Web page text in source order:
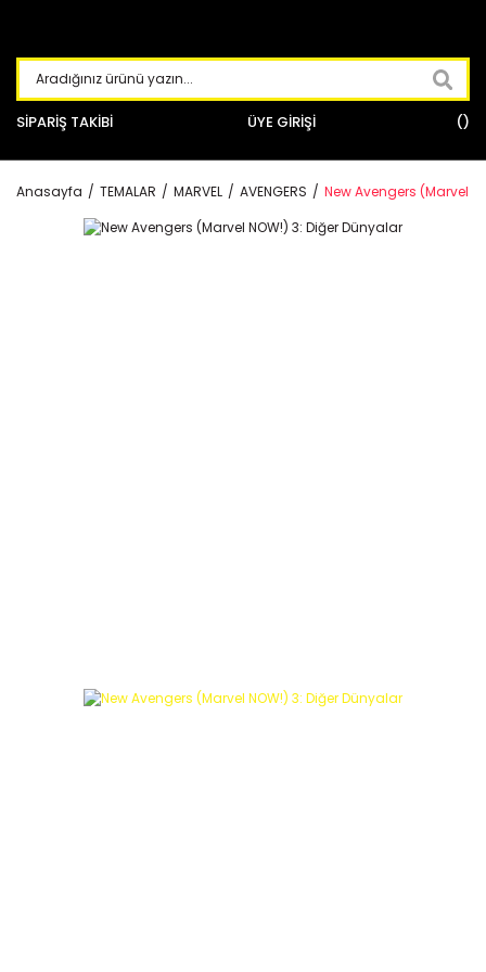
SİPARİŞ TAKİBİ ÜYE GİRİŞİ
Anasayfa TEMALAR MARVEL AVENGERS New Avengers (Marvel